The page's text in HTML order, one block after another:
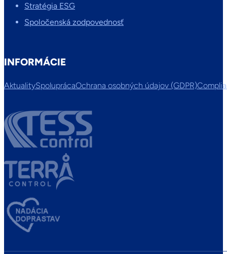
Stratégia ESG
Spoločenská zodpovednosť
INFORMÁCIE
AktualitySpoluprácaOchrana osobných údajov (GDPR)